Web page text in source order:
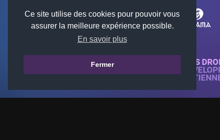
Ce site utilise des cookies pour pouvoir vous
assurer la meilleure expérience possible.
En savoir plus
Fermer
© 2018-2026 KTARENA. TOUS
SITE WEB ENTIÈREMENT
TOUTES LES IMAGES